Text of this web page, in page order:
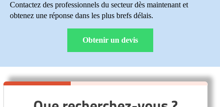
Contactez des professionnels du secteur dès maintenant et
obtenez une réponse dans les plus brefs délais.
Obtenir un devis